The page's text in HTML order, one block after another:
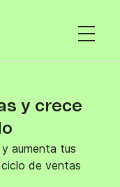
y crece
aumenta tus
de ventas